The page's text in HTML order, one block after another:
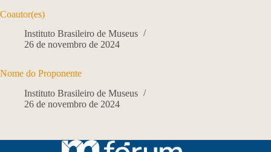
Coautor(es)
Instituto Brasileiro de Museus
26 de novembro de 2024
Nome do Proponente
Instituto Brasileiro de Museus
26 de novembro de 2024